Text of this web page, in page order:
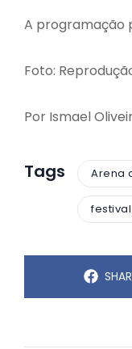
A programação
Foto:
Por Ismael
Tags Arena